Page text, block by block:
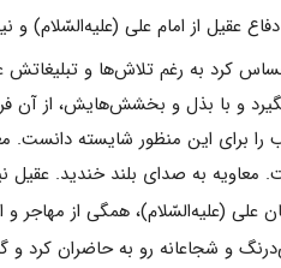
عقیل از امام علی (علیه‌السّلام) و
و با بذل و بخشش‌هایش، از آن
برای این منظور شایسته دانست.
معاویه به صدای بلند خندید. عقیل
علی (علیه‌السّلام)، همگی از
و شجاعانه رو به حاضران کرد و